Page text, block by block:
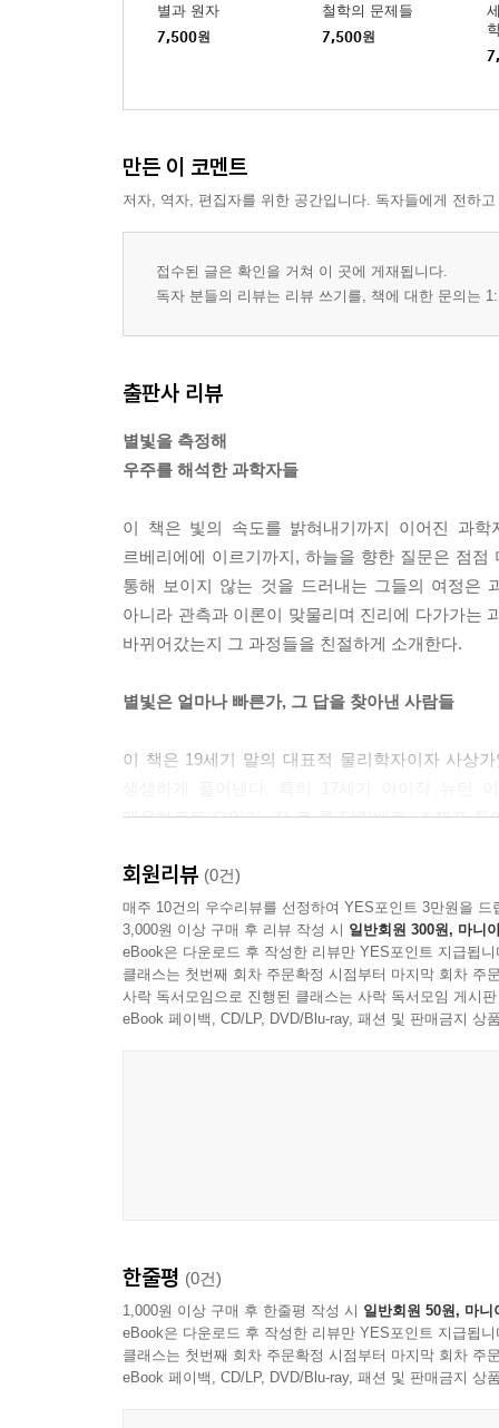
별과 원자
7,500원
철학의 문제들
7,500원
만든 이 코멘트
저자, 역자, 편집자를 위한 공간입니다. 독자들에게 전하
접수된 글은 확인을 거쳐 이 곳에 게재됩니다.
독자 분들의 리뷰는 리뷰 쓰기를, 책에 대한 문의는
출판사 리뷰
별빛을 측정해
우주를 해석한 과학자들
이 책은 빛의 속도를 밝혀내기까지 이어진 과
르베리에에 이르기까지, 하늘을 향한 질문은 점
통해 보이지 않는 것을 드러내는 그들의 여정은
아니라 관측과 이론이 맞물리며 진리에 다가가는
바뀌어갔는지 그 과정들을 친절하게 소개한다.
별빛은 얼마나 빠른가, 그 답을 찾아낸 사람들
이 책은 19세기 말의 대표적 물리학자이자 사상
레온하르트 오일러, 장 르 롱 달랑베르, 조제프
목성의 위성을 관측하여 빛의 속도가 유한함을
일정한 속도로 이동한다는 인식을 확립함으로써
기울어짐)’를 발견하여 지구의 운동과 빛의 속
방법이 이때 비로소 확고히 자리 잡는다.
이어 독일의 천문학자 베셀은 ‘별은 얼마나 멀리
최초로 별까지의 거리를 측정하는 데 성공했다.
저자는 이 책에서 과학적 성과를 단순히 나열하는
직관과 계산이 교차하는 놀라운 순간들을 감동적
회원리뷰 (0건)
매주 10건의 우수리뷰를 선정하여 YES포인트 3만원을 드
3,000원 이상 구매 후 리뷰 작성 시 일반회원 300원, 마니
eBook은 다운로드 후 작성한 리뷰만 YES포인트 지급됩니
클래스는 첫번째 회차 주문확정 시점부터 마지막 회차 주
사락 독서모임으로 진행된 클래스는 사락 독서모임 게시
eBook 페이백, CD/LP, DVD/Blu-ray, 패션 및 판매금지 상
한줄평 (0건)
1,000원 이상 구매 후 한줄평 작성 시 일반회원 50원, 마니
eBook은 다운로드 후 작성한 리뷰만 YES포인트 지급됩니
클래스는 첫번째 회차 주문확정 시점부터 마지막 회차 주
eBook 페이백, CD/LP, DVD/Blu-ray, 패션 및 판매금지 상